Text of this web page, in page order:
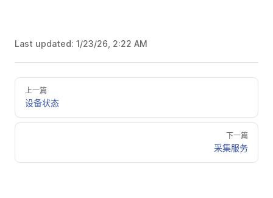
Last updated: 1/23/26, 2:22 AM
上一篇
设备状态
下一篇
采集服务